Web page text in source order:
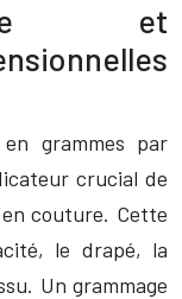
et
grammes par
crucial de
couture. Cette
le drapé, la
Un grammage